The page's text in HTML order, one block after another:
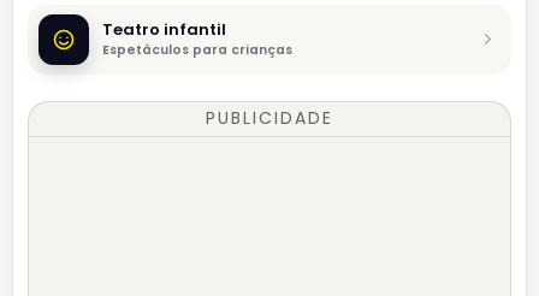
Teatro infantil
Espetáculos para crianças
PUBLICIDADE